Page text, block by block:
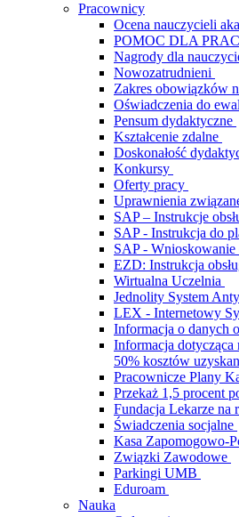
Pracownicy
Ocena nauczycieli
POMOC DLA
Nagrody dla
Nowozatrudnieni
Zakres obowiązków
Oświadczenia do
Pensum dydaktyczne
Kształcenie zdalne
Doskonałość
Konkursy
Oferty pracy
Uprawnienia
SAP – Instrukcje
SAP - Instrukcja do
SAP - Wnioskowanie
EZD: Instrukcja
Wirtualna Uczelnia
Jednolity System
LEX - Internetowy
Informacja o danych
Informacja
50% kosztów
Pracownicze Plany
Przekaż 1,5 procent
Fundacja Lekarze na
Świadczenia socjalne
Kasa Zapomogowo-
Związki Zawodowe
Parkingi UMB
Eduroam
Nauka